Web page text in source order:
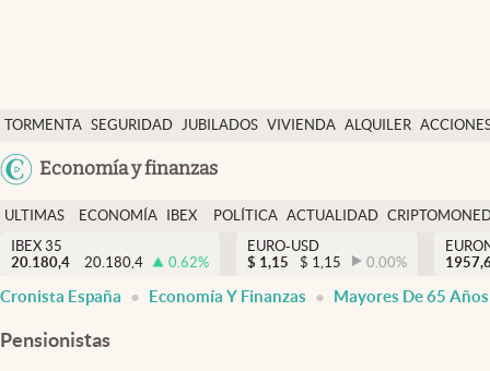
TORMENTA SEGURIDAD JUBILADOS VIVIENDA ALQUILER
USA
Colombia
Economía y finanzas
Economía y finanzas
Política
Actualidad
Criptomonedas
España
ULTIMAS
NOTICIAS
ECONOMÍA
FINANZAS
IBEX
EURO
POLÍTICA ACTUALIDAD
IBEX 35
20.180,4
20.180,4 0.62%
EURO-USD
$ 1,15 $ 1,15 0.00%
Cronista España Economía Y Finanzas Mayores De 65 Años
Pensionistas